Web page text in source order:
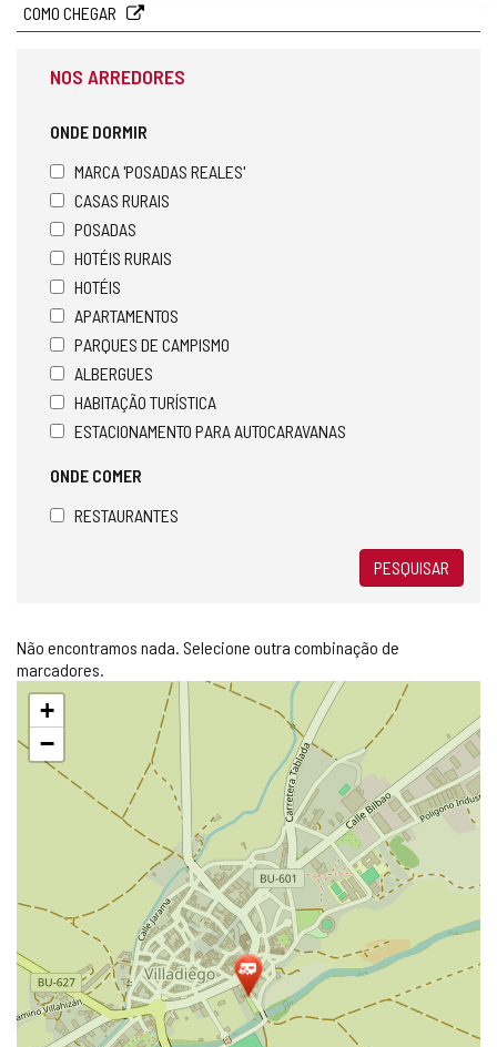
COMO CHEGAR
NOS ARREDORES
ONDE DORMIR
MARCA 'POSADAS REALES'
CASAS RURAIS
POSADAS
HOTÉIS RURAIS
HOTÉIS
APARTAMENTOS
PARQUES DE CAMPISMO
ALBERGUES
HABITAÇÃO TURÍSTICA
ESTACIONAMENTO PARA AUTOCARAVANAS
ONDE COMER
RESTAURANTES
PESQUISAR
Não encontramos nada. Selecione outra combinação de
marcadores.
Pular
mapa
+
−